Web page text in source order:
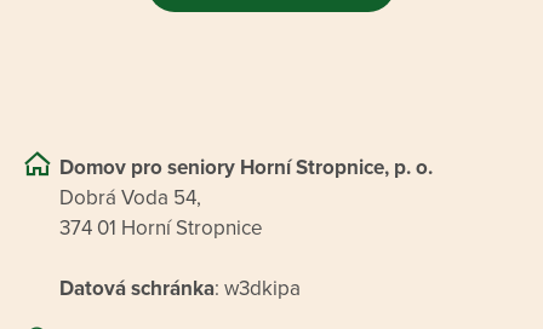
Domov pro seniory Horní Stropnice, p. o.
Dobrá Voda 54,
374 01 Horní Stropnice
Datová schránka: w3dkipa